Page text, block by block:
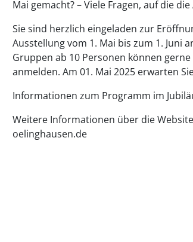
Mai gemacht? – Viele Fragen, auf die
Sie sind herzlich eingeladen zur
Ausstellung vom 1. Mai bis zum 1. Juni
Gruppen ab 10 Personen können
anmelden. Am 01. Mai 2025 erwarten
Informationen zum Programm im
Weitere Informationen über die
oelinghausen.de